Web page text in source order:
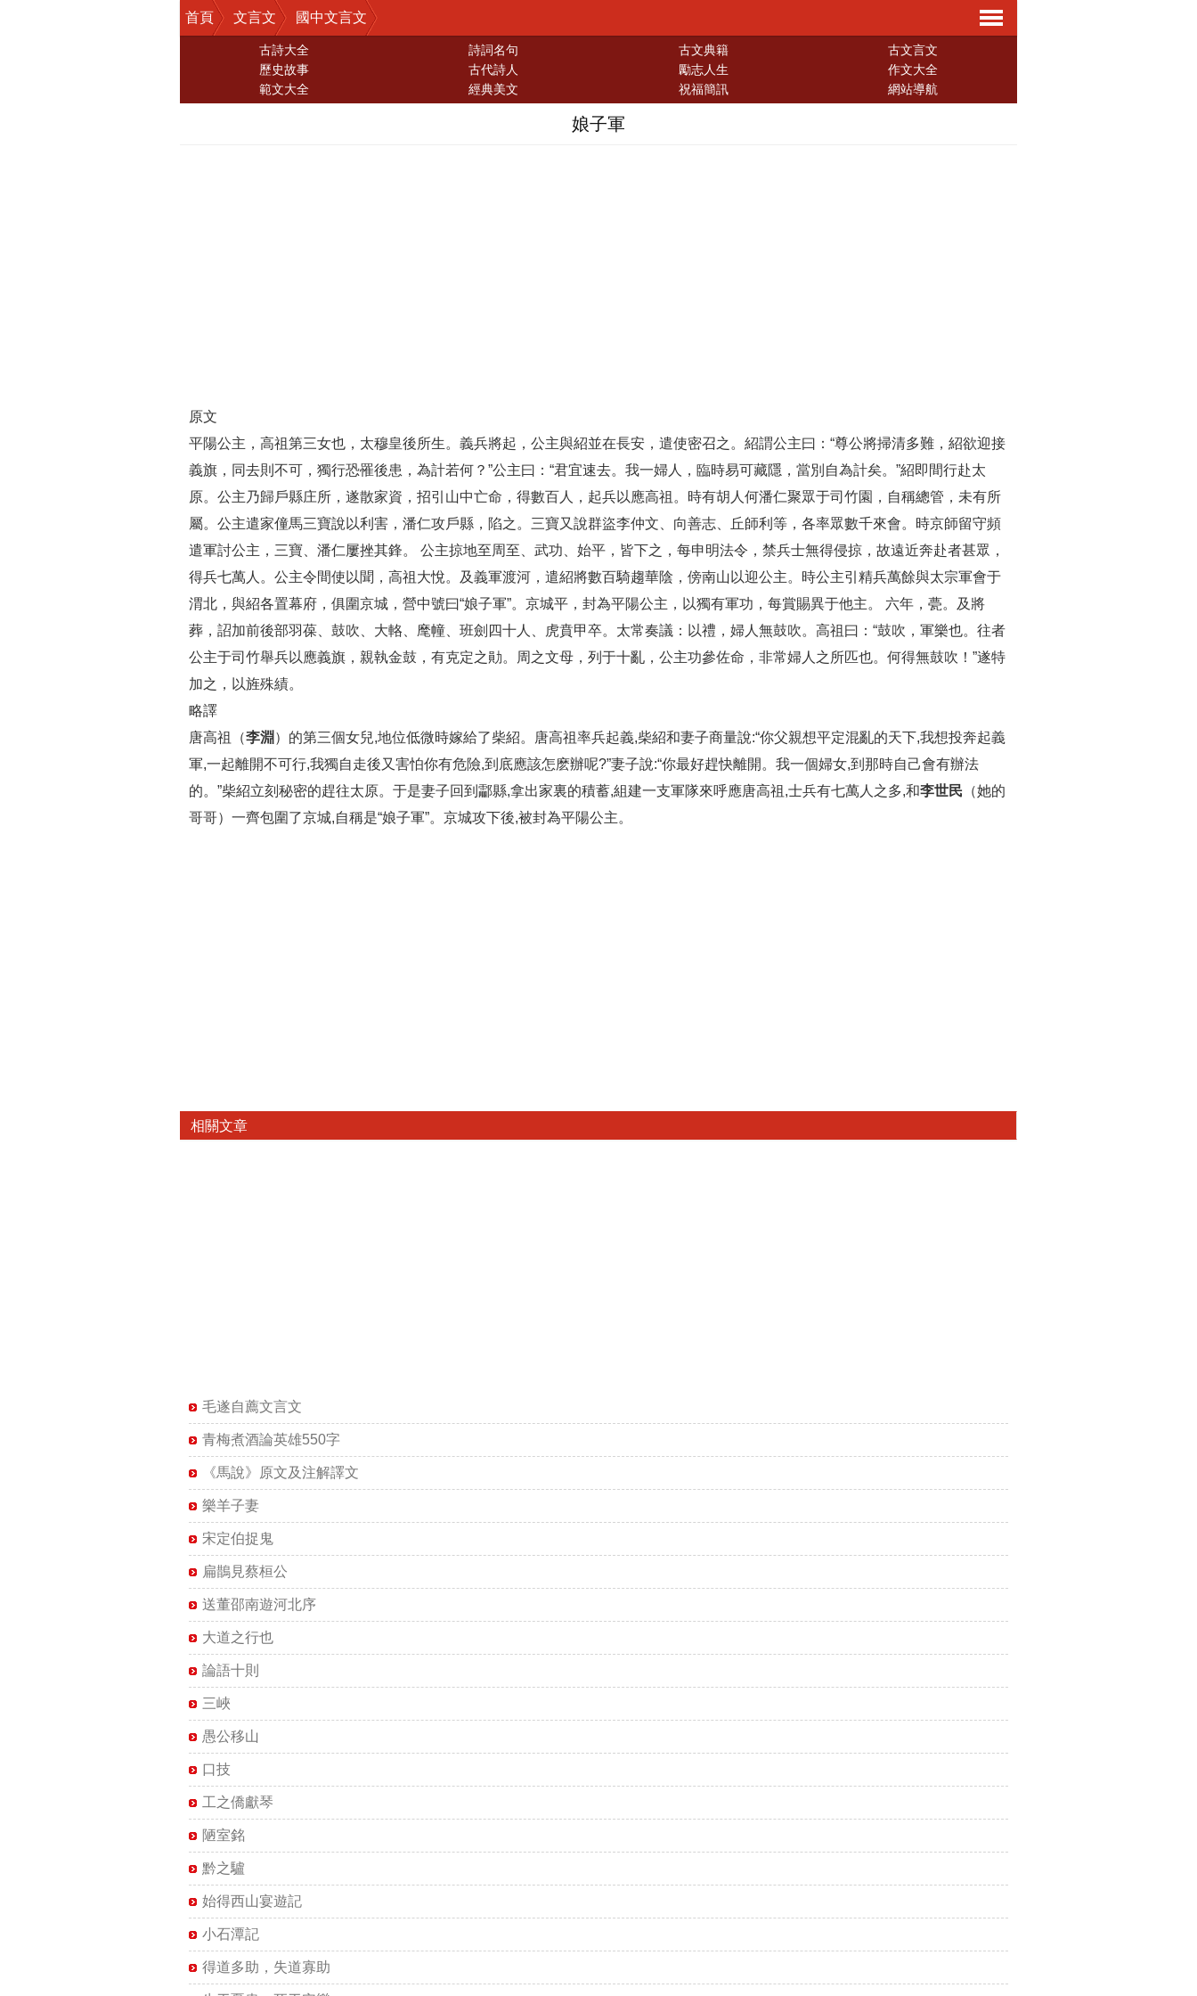
首頁 文言文
國中文言文
導
古詩大全 詩詞名句 古文典籍
古文言文
歷史故事
古代詩人 勵志人生
作文大全
範文大全
經典美文 祝福簡訊 網站導航
娘子軍
原文
平陽公主，高祖第三女也，太穆皇後所生。義兵將起，公主與紹並在長安，遣使密召之。紹謂公主曰：“尊公將掃清多難，紹欲迎接
義旗，同去則不可，獨行恐罹後患，為計若何？”公主曰：“君宜速去。我一婦人，臨時易可藏隱，當別自為計矣。”紹即間行赴太
原。公主乃歸戶縣庄所，遂散家資，招引山中亡命，得數百人，起兵以應高祖。時有胡人何潘仁聚眾于司竹園，自稱總管，未有所
屬。公主遣家僮馬三寶說以利害，潘仁攻戶縣，陷之。三寶又說群盜李仲文、向善志、丘師利等，各率眾數千來會。時京師留守頻
遣軍討公主，三寶、潘仁屢挫其鋒。 公主掠地至周至、武功、始平，皆下之，每申明法令，禁兵士無得侵掠，故遠近奔赴者甚眾，
得兵七萬人。公主令間使以聞，高祖大悅。及義軍渡河，遣紹將數百騎趨華陰，傍南山以迎公主。時公主引精兵萬餘與太宗軍會于
渭北，與紹各置幕府，俱圍京城，營中號曰“娘子軍”。京城平，封為平陽公主，以獨有軍功，每賞賜異于他主。 六年，甍。及將
葬，詔加前後部羽葆、鼓吹、大輅、麾幢、班劍四十人、虎賁甲卒。太常奏議：以禮，婦人無鼓吹。高祖曰：“鼓吹，軍樂也。往者
公主于司竹舉兵以應義旗，親執金鼓，有克定之勛。周之文母，列于十亂，公主功參佐命，非常婦人之所匹也。何得無鼓吹！”遂特
加之，以旌殊績。
略譯
唐高祖（李淵 ）的第三個女兒,地位低微時嫁給了柴紹。唐高祖率兵起義,柴紹和妻子商量說:“你父親想平定混亂的天下,我想投奔起義
軍,一起離開不可行,我獨自走後又害怕你有危險,到底應該怎麽辦呢?”妻子說:“你最好趕快離開。我一個婦女,到那時自己會有辦法
的。”柴紹立刻秘密的趕往太原。于是妻子回到酃縣,拿出家裏的積蓄,組建一支軍隊來呼應唐高祖,士兵有七萬人之多,和李世民（她的
哥哥）一齊包圍了京城,自稱是“娘子軍”。京城攻下後,被封為平陽公主。
相關文章
毛遂自薦文言文
青梅煮酒論英雄550字
《馬說》原文及注解譯文
樂羊子妻
宋定伯捉鬼
扁鵲見蔡桓公
送董邵南遊河北序
大道之行也
論語十則
三峽
愚公移山
口技
工之僑獻琴
陋室銘
黔之驢
始得西山宴遊記
小石潭記
得道多助，失道寡助